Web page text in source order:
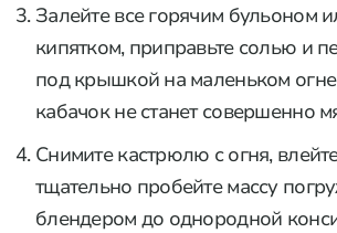
Залейте все горячим бульоном
кипятком, приправьте солью и
под крышкой на маленьком
кабачок не станет совершенно
Снимите кастрюлю с огня,
тщательно пробейте массу
блендером до однородной